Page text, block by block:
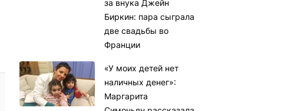
за внука Джейн
Биркин: пара сыграла
две свадьбы во
Франции
«У моих детей нет
наличных денег»:
Маргарита